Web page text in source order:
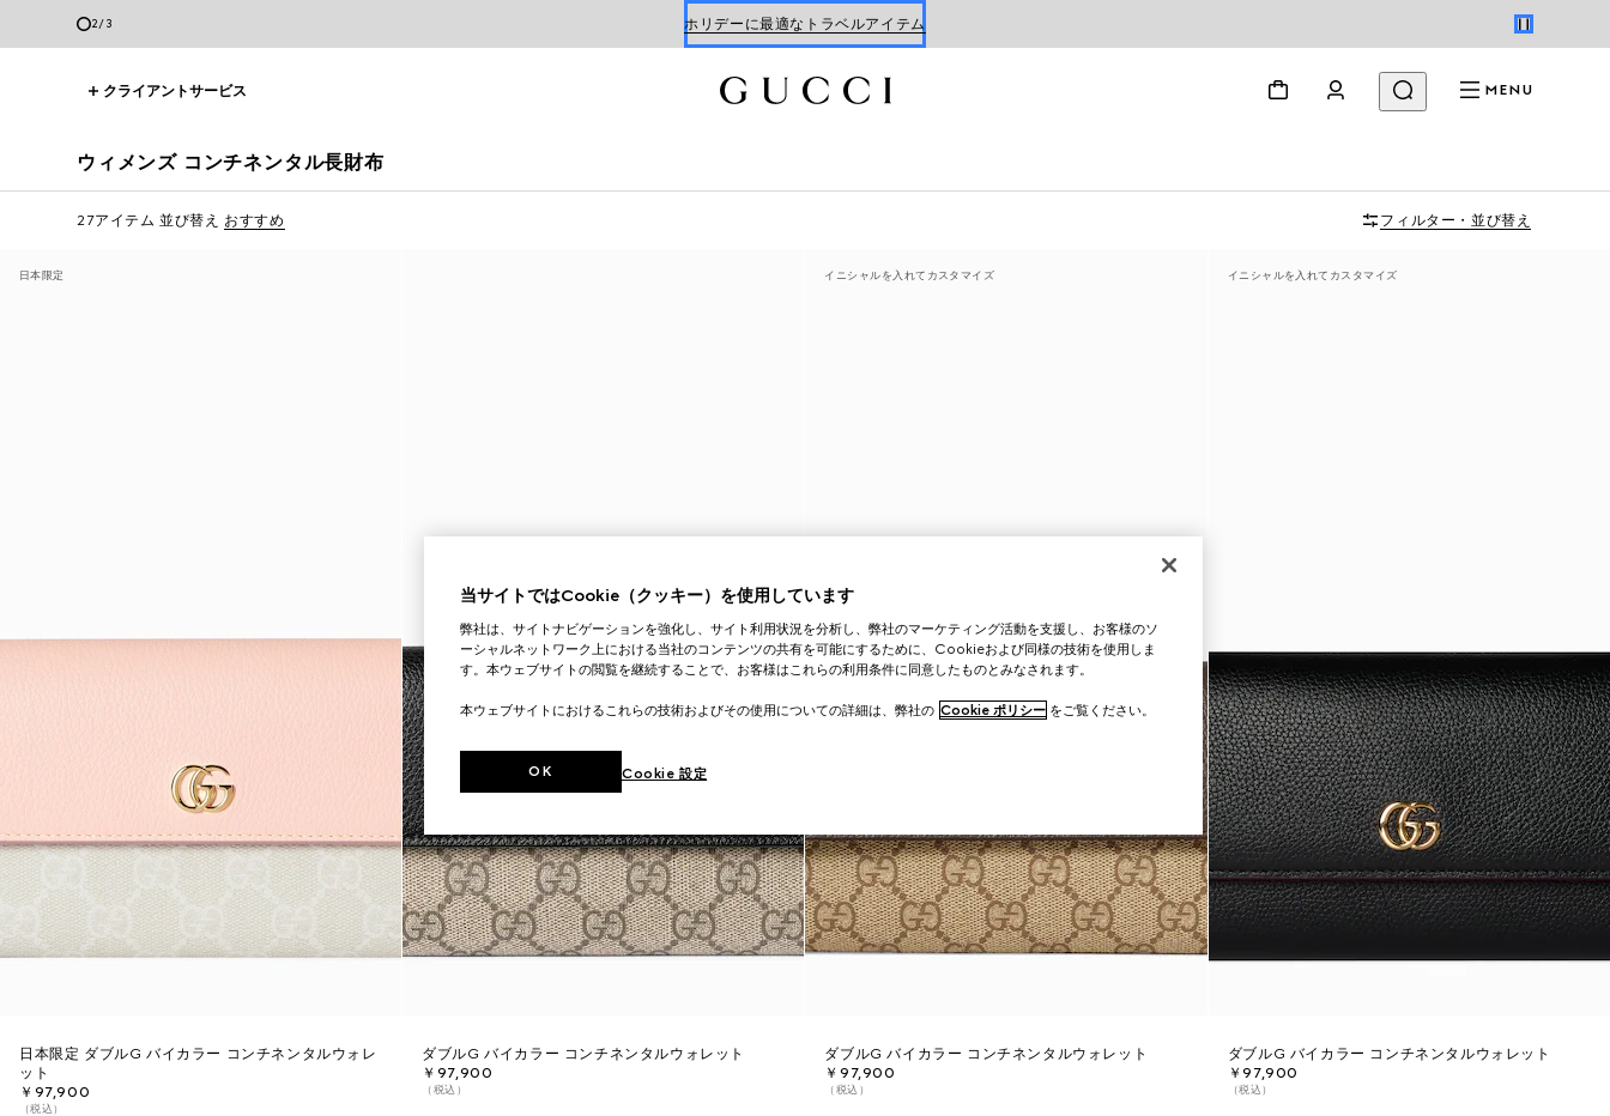
3/3 Gucci x 安藤七宝店
クライアントサービス
MENU
ウィメンズ コンチネンタル長財布
27アイテム 並び替え おすすめ フィルター・並び替え
日本限定
日本限定 ダブルG バイカラー コンチネンタルウォレ
ット
￥97,900
（税込）
ダブルG バイカラー コンチネンタルウォレット
￥97,900
（税込）
イニシャルを入れてカスタマイズ
ダブルG バイカラー コンチネンタルウォレット
￥97,900
（税込）
イニシャルを入れてカスタマイズ
ダブルG バイカラー コンチネンタルウォレット
￥97,900
（税込）
当サイトではCookie（クッキー）を使用しています
弊社は、サイトナビゲーションを強化し、サイト利用状況を分析し、弊社のマーケティング活動を支援し、お客様のソ
ーシャルネットワーク上における当社のコンテンツの共有を可能にするために、Cookieおよび同様の技術を使用しま
す。本ウェブサイトの閲覧を継続することで、お客様はこれらの利用条件に同意したものとみなされます。
本ウェブサイトにおけるこれらの技術およびその使用についての詳細は、弊社の Cookie ポリシー をご覧ください。
Cookie 設定
OK